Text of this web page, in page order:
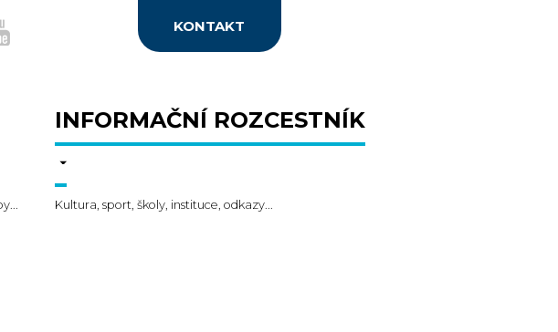
KONTAKT
INFORMAČNÍ ROZCESTNÍK
Kultura, sport, školy, instituce, odkazy...